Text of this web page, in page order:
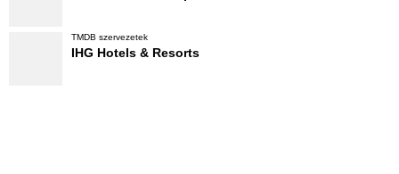
TMDB szervezetek
IHG Hotels & Resorts